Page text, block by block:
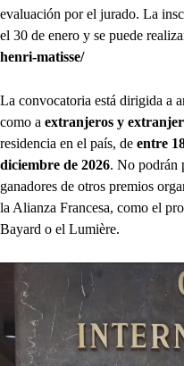
evaluación por el jurado. La
el 30 de enero y se puede
henri-matisse/
La convocatoria está dirigida a
como a extranjeros y
residencia en el país, de entre
diciembre de 2026. No podrán
ganadores de otros premios
la Alianza Francesa, como el
Bayard o el Lumière.